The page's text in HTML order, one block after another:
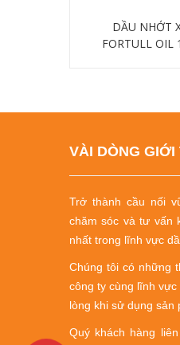
DẦU NHỚT
FORTULL OIL
VÀI DÒNG GIỚI
Trở thành cầu nối
chăm sóc và tư vấn
nhất trong lĩnh vực
Chúng tôi có những
công ty cùng lĩnh
lòng khi sử dụng sản
Quý khách hàng